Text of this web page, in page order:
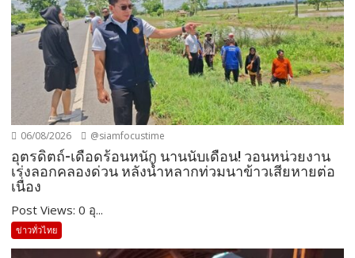
06/08/2026 @siamfocustime
อุตรดิตถ์-เดือดร้อนหนัก นานนับเดือน! วอนหน่วยงาน
เร่งลอกคลองด่วน หลังน้ำหลากท่วมนาข้าวเสียหายต่อ
เนื่อง
Post Views: 0 อุ...
ข่าวทั่วไทย